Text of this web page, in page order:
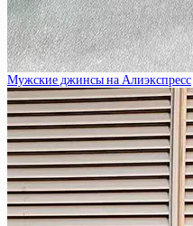
Мужские джинсы на Алиэкспресс